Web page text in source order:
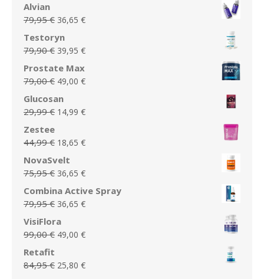
initial
était :
39,99 €.
actuel
Alvian
79,95€ Le
initial
était :
79,95 €.
36,65 €Le
actuel
Testoryn
79,90€ Le
prix
initial
était :
79,90 €.
39,95 €Le
actuel
Prostate Max
79,00€ Le
initial
était :
49,00 €Le
actuel
Glucosan
29,99€ Le
initial
était :
29,99 €.
14,99 €Le
actuel
Zestee
44,99€ Le
prix
initial
était :
44,99 €.
18,65 €Le
actuel
18,65 €.
NovaSvelt
75,95€ Le
prix
initial
était :
75,95 €.
36,65 €Le
prix
actuel
Combina Active Spray
79,95€ Le
initial
était :
36,65 €Le
actuel
VisiFlora
99,00€ Le
initial
était :
49,00 €Le
actuel
Retafit
84,95€ Le
25,80 €Le